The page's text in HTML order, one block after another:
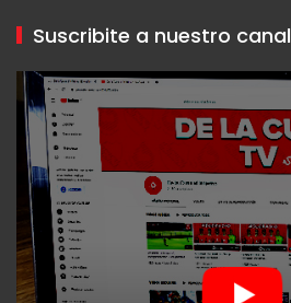
Suscribite a nuestro canal